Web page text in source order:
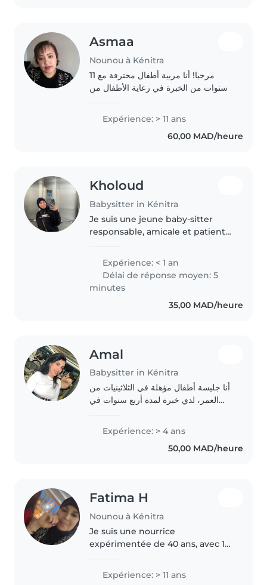
Asmaa
Nounou à Kénitra
مرحبا! أنا مربية أطفال محترفة مع 11
سنوات من الخبرة في رعاية الأطفال من
أتحدث العربية والفرنسية، وأحب القراءة
Expérience: > 11 ans
60,00 MAD/heure
Kholoud
Babysitter in Kénitra
Je suis une jeune baby-sitter
responsable, amicale et patiente,
une formation terminée et je
suis à l'aise avec les..
Expérience: < 1 an
Délai de réponse moyen: 5
minutes
35,00 MAD/heure
Amal
Babysitter in Kénitra
أنا جليسة أطفال مؤهلة في الثلاثينيات من
العمر، لدي خبرة لمدة أربع سنوات في
شهادة في التقني حسابات. أنا أتواصل
Expérience: > 4 ans
50,00 MAD/heure
Fatima H
Nounou à Kénitra
Je suis une nourrice
expérimentée de 40 ans, avec 11
d'enfants de tous âges, des
bébés aux adolescents. Parlant
Expérience: > 11 ans